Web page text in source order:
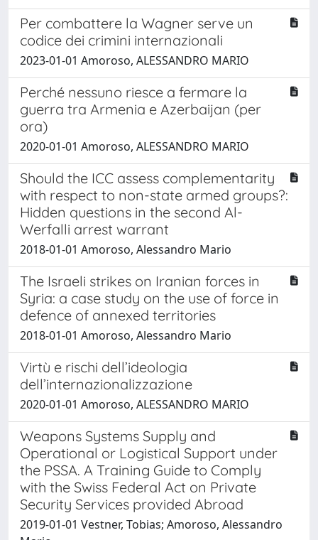
Per combattere la Wagner serve un
codice dei crimini internazionali
2023-01-01 Amoroso, ALESSANDRO MARIO
Perché nessuno riesce a fermare la
guerra tra Armenia e Azerbaijan (per
ora)
2020-01-01 Amoroso, ALESSANDRO MARIO
Should the ICC assess complementarity
with respect to non-state armed groups?:
Hidden questions in the second Al-
Werfalli arrest warrant
2018-01-01 Amoroso, Alessandro Mario
The Israeli strikes on Iranian forces in
Syria: a case study on the use of force in
defence of annexed territories
2018-01-01 Amoroso, Alessandro Mario
Virtù e rischi dell’ideologia
dell’internazionalizzazione
2020-01-01 Amoroso, ALESSANDRO MARIO
Weapons Systems Supply and
Operational or Logistical Support under
the PSSA. A Training Guide to Comply
with the Swiss Federal Act on Private
Security Services provided Abroad
2019-01-01 Vestner, Tobias; Amoroso, Alessandro